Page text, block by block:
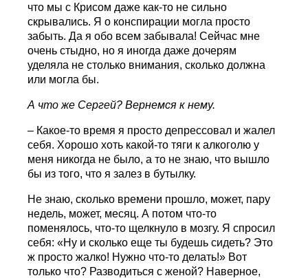
что мы с Крисом даже как-то не сильно
скрывались. Я о конспирации могла просто
забыть. Да я обо всем забывала! Сейчас мне
очень стыдно, но я иногда даже дочерям
уделяла не столько внимания, сколько должна
или могла бы.
А что же Сергей? Вернемся к нему.
– Какое-то время я просто депрессовал и жалел
себя. Хорошо хоть какой-то тяги к алкоголю у
меня никогда не было, а то не знаю, что вышло
бы из того, что я залез в бутылку.
Не знаю, сколько времени прошло, может, пару
недель, может, месяц. А потом что-то
поменялось, что-то щелкнуло в мозгу. Я спросил
себя: «Ну и сколько еще ты будешь сидеть? Это
ж просто жалко! Нужно что-то делать!» Вот
только что? Разводиться с женой? Наверное,